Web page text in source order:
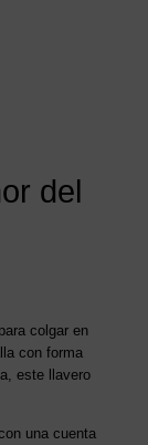
del
colgar en
con forma
este llavero
una cuenta